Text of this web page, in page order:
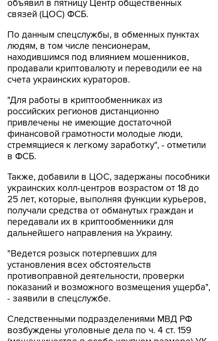
По данным спецслужбы, в обменных пунктах
находившимся под влиянием мошенников,
продавали криптовалюту и переводили ее на
счета украинских кураторов.
"Для работы в криптообменниках из
привлечены не имеющие достаточной
финансовой грамотности молодые люди,
стремящиеся к легкому заработку", - отметили
в ФСБ.
Также, добавили в ЦОС, задержаны пособники
25 лет, которые, выполняя функции курьеров,
получали средства от обманутых граждан и
передавали их в криптообменники для
дальнейшего направления на Украину.
"Ведется розыск потерпевших для
противоправной деятельности, проверки
показаний и возможного возмещения ущерба",
- заявили в спецслужбе.
Следственными подразделениями МВД РФ
(мошенничество в особо крупном размере) УК
России.